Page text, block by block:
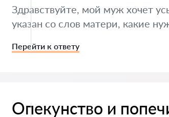
Здравствуйте, мой муж хочет
указан со слов матери, какие
Перейти к ответу
Опекунство и